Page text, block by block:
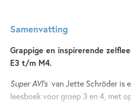
Samenvatting
Grappige en inspirerende
E3 t/m M4.
Super AVI'svan Jette Schröder is
leesboek voor groep 3 en 4, met